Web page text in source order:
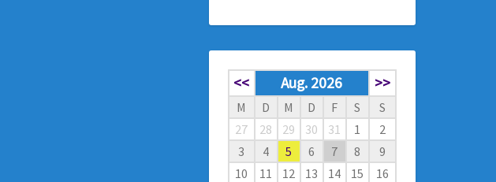
<< Aug. 2026 >>
M D M D F S
S
27
28 29 30 31 1
2
3
4 5 6 7 8
9
10
11 12 13 14 15
16